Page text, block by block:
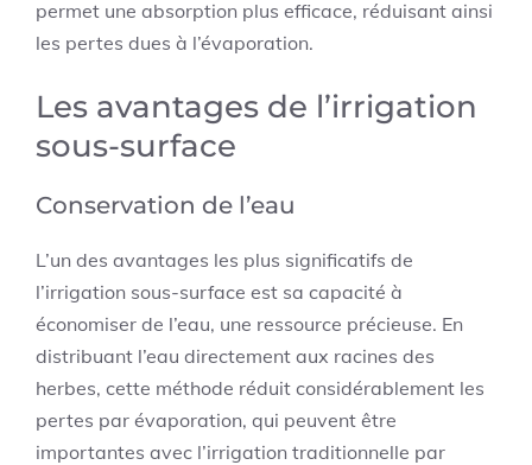
permet une absorption plus efficace, réduisant ainsi
les pertes dues à l’évaporation.
Les avantages de l’irrigation
sous-surface
Conservation de l’eau
L’un des avantages les plus significatifs de
l’irrigation sous-surface est sa capacité à
économiser de l’eau, une ressource précieuse. En
distribuant l’eau directement aux racines des
herbes, cette méthode réduit considérablement les
pertes par évaporation, qui peuvent être
importantes avec l’irrigation traditionnelle par